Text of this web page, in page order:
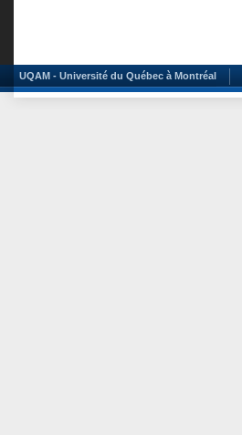
UQAM - Université du Québec à Montréal